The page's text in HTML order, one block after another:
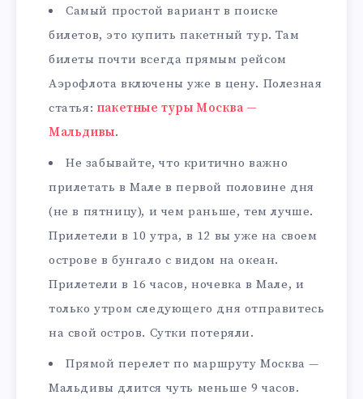
Самый простой вариант в поиске
билетов, это купить пакетный тур. Там
билеты почти всегда прямым рейсом
Аэрофлота включены уже в цену. Полезная
статья: пакетные туры Москва —
Мальдивы.
Не забывайте, что критично важно
прилетать в Мале в первой половине дня
(не в пятницу), и чем раньше, тем лучше.
Прилетели в 10 утра, в 12 вы уже на своем
острове в бунгало с видом на океан.
Прилетели в 16 часов, ночевка в Мале, и
только утром следующего дня отправитесь
на свой остров. Сутки потеряли.
Прямой перелет по маршруту Москва —
Мальдивы длится чуть меньше 9 часов.